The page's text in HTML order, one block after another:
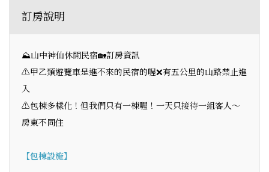
訂房說明
⛰️山中神仙休閒民宿🏡訂房資訊
⚠️甲乙類遊覽車是進不來的民宿的喔❌有五公里的山路禁止進
入
⚠️包棟多樣化！但我們只有一棟喔！一天只接待一組客人～
房東不同住
【包棟設施】